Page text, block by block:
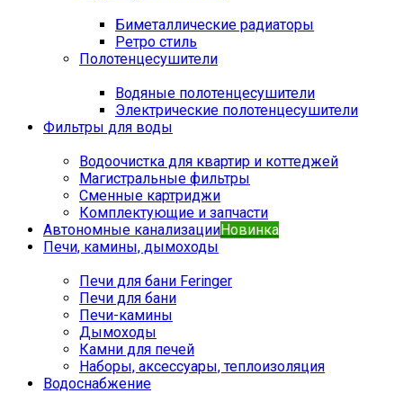
Биметаллические радиаторы
Ретро стиль
Полотенцесушители
Водяные полотенцесушители
Электрические полотенцесушители
Фильтры для воды
Водоочистка для квартир и коттеджей
Магистральные фильтры
Сменные картриджи
Комплектующие и запчасти
Автономные канализацииНовинка
Печи, камины, дымоходы
Печи для бани Feringer
Печи для бани
Печи-камины
Дымоходы
Камни для печей
Наборы, аксессуары, теплоизоляция
Водоснабжение